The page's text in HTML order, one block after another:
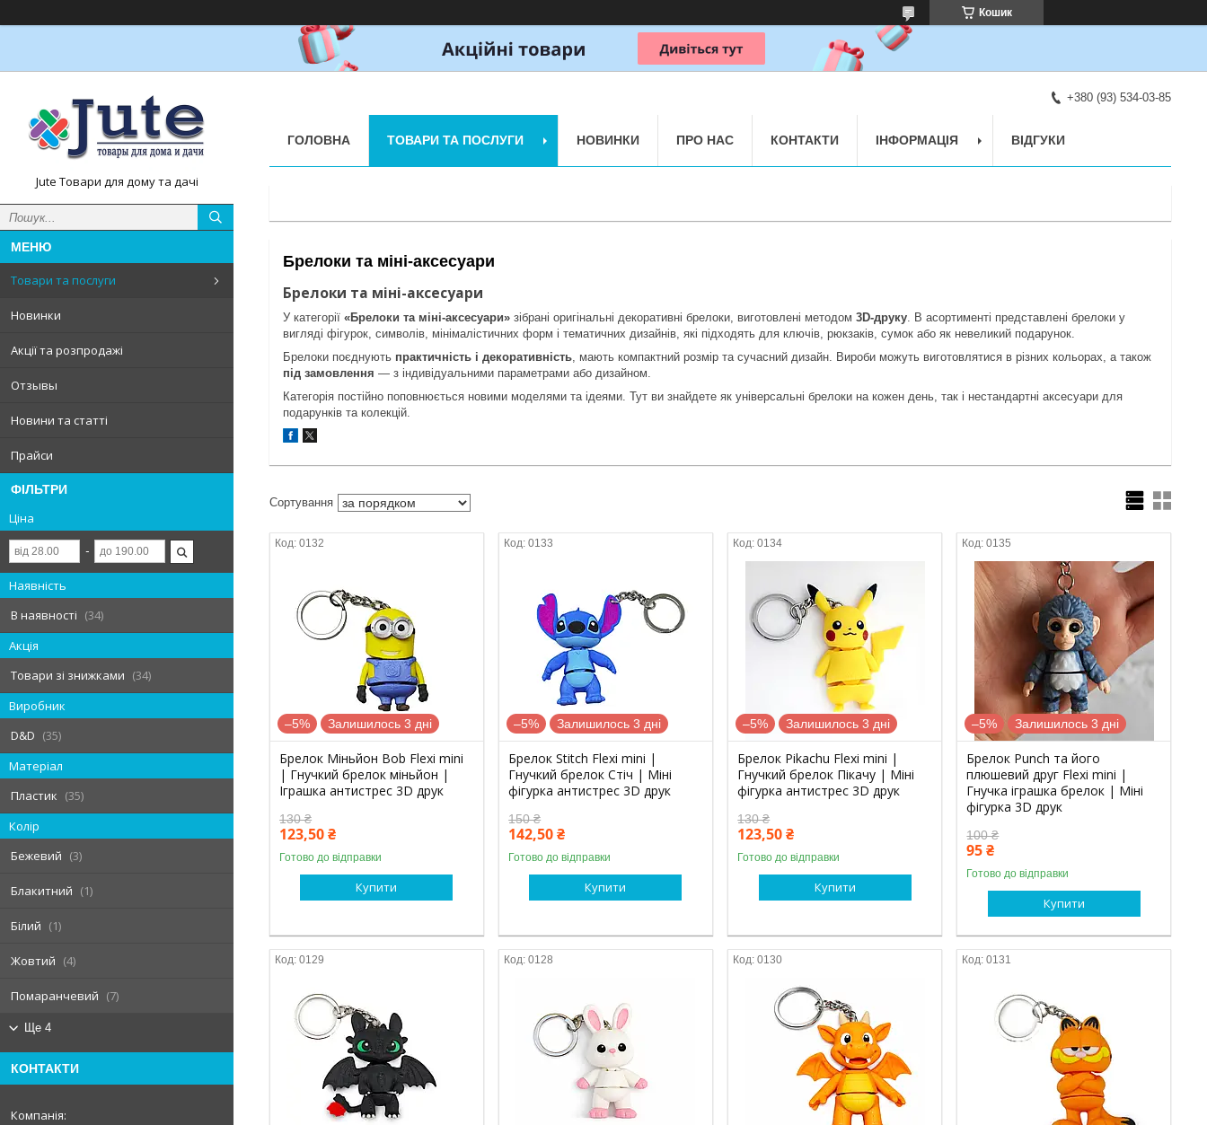
Кошик
Jute Товари для дому та дачі
Товари та послуги
Новинки
Акції та розпродажі
Отзывы
Новини та статті
Прайси
ФІЛЬТРИ
Ціна
Наявність
В наявності
34
Акція
Товари зі знижками
34
Виробник
D&D
35
Матеріал
Пластик
35
Колір
Бежевий
3
Блакитний 1
Білий 1
Жовтий 4
Помаранчевий 7
Ще 4
КОНТАКТИ
+380 (93) 534-03-85
ГОЛОВНА ТОВАРИ ТА ПОСЛУГИ НОВИНКИ ПРО НАС КОНТАКТИ ІНФОРМАЦІЯ ВІДГУКИ
Брелоки та міні-аксесуари
Брелоки та міні-аксесуари
У категорії «Брелоки та міні-аксесуари» зібрані оригінальні декоративні брелоки, виготовлені методом 3D-друку . В асортименті представлені брелоки у
вигляді фігурок, символів, мінімалістичних форм і тематичних дизайнів, які підходять для ключів, рюкзаків, сумок або як невеликий подарунок.
Брелоки поєднують практичність і декоративність , мають компактний розмір та сучасний дизайн. Вироби можуть виготовлятися в різних кольорах, а також
під замовлення — з індивідуальними параметрами або дизайном.
Категорія постійно поповнюється новими моделями та ідеями. Тут ви знайдете як універсальні брелоки на кожен день, так і нестандартні аксесуари для
подарунків та колекцій.
0132
–5% Залишилось 3 дні
Брелок Міньйон Bob Flexi mini
| Гнучкий брелок міньйон |
Іграшка антистрес 3D друк
130 ₴
123,50 ₴
Готово до відправки
Купити
0133
–5% Залишилось 3 дні
Брелок Stitch Flexi mini |
Гнучкий брелок Стіч | Міні
фігурка антистрес 3D друк
150 ₴
142,50 ₴
Готово до відправки
Купити
0134
–5% Залишилось 3 дні
Брелок Pikachu Flexi mini |
Гнучкий брелок Пікачу | Міні
фігурка антистрес 3D друк
130 ₴
123,50 ₴
Готово до відправки
Купити
0135
–5% Залишилось 3 дні
Брелок Punch та його
плюшевий друг Flexi mini |
Гнучка іграшка брелок | Міні
фігурка 3D друк
100 ₴
95 ₴
Готово до відправки
Купити
0129 0128 0130 0131